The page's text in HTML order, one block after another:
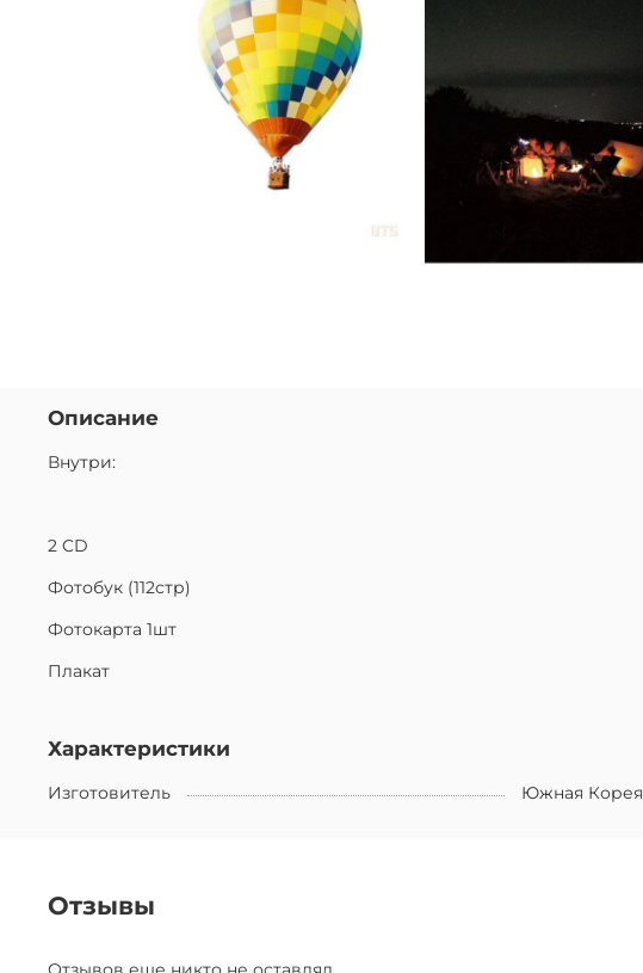
Описание
Внутри:
2 CD
Фотобук (112стр)
Фотокарта 1шт
Плакат
Характеристики
Изготовитель Южная Корея
Отзывы